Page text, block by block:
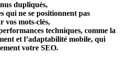
dupliqués,
qui ne se positionnent pas
vos mots-clés,
techniques, comme la
et l’adaptabilité mobile, qui
votre SEO.